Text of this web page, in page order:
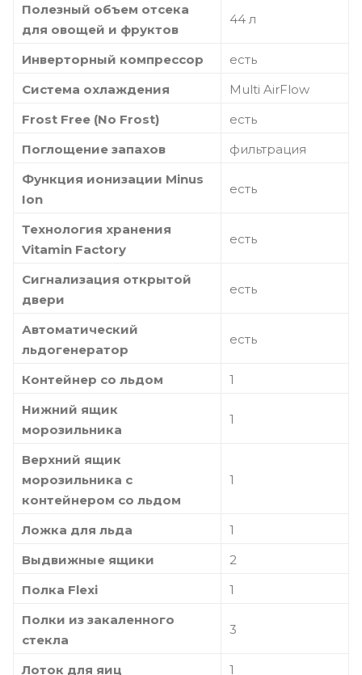
Полезный объем отсека
для овощей и фруктов
44 л
Инверторный компрессор
есть
Система охлаждения
Multi AirFlow
Frost Free (No Frost)
есть
Поглощение запахов
фильтрация
Функция ионизации Minus
Ion
есть
Технология хранения
Vitamin Factory
есть
Сигнализация открытой
двери
есть
Автоматический
льдогенератор
есть
Контейнер со льдом
1
Нижний ящик
морозильника
1
Верхний ящик
морозильника с
контейнером со льдом
1
Ложка для льда
1
Выдвижные ящики
2
Полка Flexi
1
Полки из закаленного
стекла
3
Лоток для яиц 1